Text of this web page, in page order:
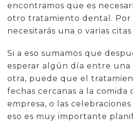
encontramos que es
otro tratamiento dental. Por
necesitarás una o varias
Si a eso sumamos que
esperar algún día entre
otra, puede que el
fechas cercanas a la comida
empresa, o las
eso es muy importante